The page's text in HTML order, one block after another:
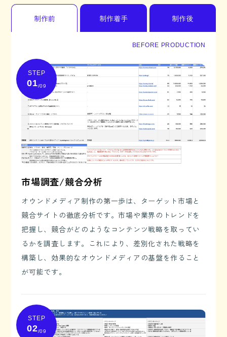
制作前 制作着手 制作後
BEFORE PRODUCTION
STEP
01/09
市場調査/競合分析
オウンドメディア制作の第一歩は、ターゲット市場と
競合サイトの徹底分析です。市場や業界のトレンドを
把握し、競合がどのようなコンテンツ戦略を取ってい
るかを調査します。これにより、差別化された戦略を
構築し、効果的なオウンドメディアの基盤を作ること
が可能です。
STEP
02/09